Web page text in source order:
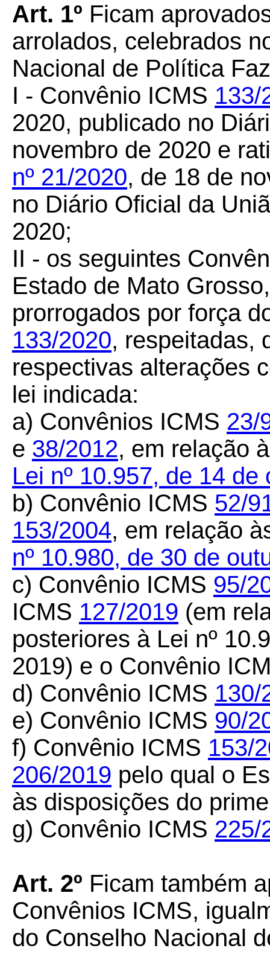
Art. 1º Ficam
arrolados, celebrados
Nacional de Política
I - Convênio ICMS 133/
2020, publicado no
novembro de 2020 e
nº 21/2020, de 18 de
no Diário Oficial da
2020;
II - os seguintes
Estado de Mato
prorrogados por força
133/2020, respeitadas,
respectivas alterações
lei indicada:
a) Convênios ICMS 23/
e 38/2012, em relação
Lei nº 10.957, de 14
b) Convênio ICMS 52/
153/2004, em relação
nº 10.980, de 30 de
c) Convênio ICMS 95/
ICMS 127/2019 (em
posteriores à Lei nº
2019) e o Convênio
d) Convênio ICMS 130/
e) Convênio ICMS 90/
f) Convênio ICMS 153/
206/2019 pelo qual o
às disposições do
g) Convênio ICMS 225/
Art. 2º Ficam também
Convênios ICMS,
do Conselho Nacional